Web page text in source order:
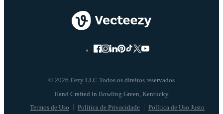
© 2026 Eezy LLC Todos os direitos reservados
Termos de Uso Política de Privacidade Política de Uso Justo